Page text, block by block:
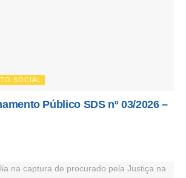
SOCIAL
Público SDS nº 03/2026 –